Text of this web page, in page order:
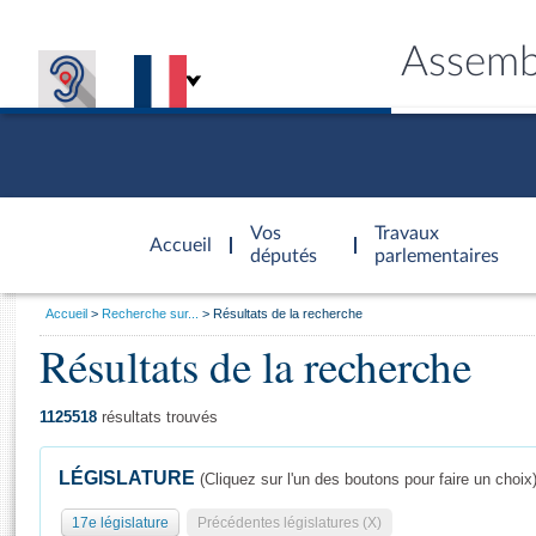
Accueil
d'accueil
Vos
députés
Travaux
parlementaires
Général
Vous
Accueil Recherche sur... Résultats de la recherche
Résultats de la recherche
1125518 résultats trouvés
LÉGISLATURE (Cliquez sur l'un des boutons pour faire un choix)
17e législature Précédentes législatures (X)